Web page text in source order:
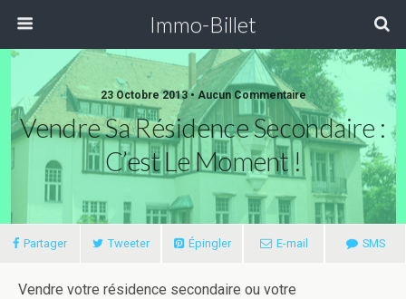
Immo-Billet
23 Octobre 2013 • Aucun Commentaire
Vendre Sa Résidence Secondaire :
C’est Le Moment !
Partager Tweeter Épingler E-mail SMS
Vendre votre résidence secondaire ou votre